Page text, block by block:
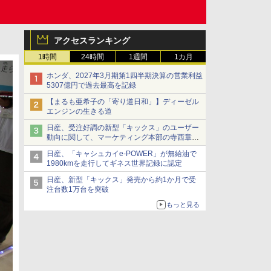
アクセスランキング
1時間 24時間 1週間 1カ月
ホンダ、2027年3月期第1四半期決算の営業利益
5307億円で過去最高を記録
【まるも亜希子の「寄り道日和」】ディーゼル
エンジンの生きる道
日産、受注好調の新型「キックス」のユーザー
動向に関して、マーケティング本部の寺西章氏
が解説
日産、「キャシュカイe-POWER」が無給油で
1980kmを走行してギネス世界記録に認定
日産、新型「キックス」発売から約1か月で受
注台数1万台を突破
もっと見る